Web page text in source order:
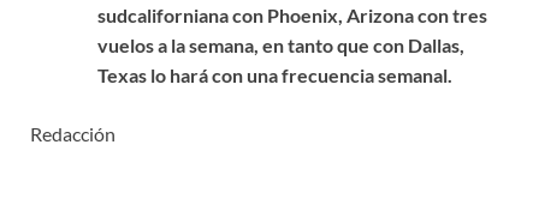
sudcaliforniana con Phoenix, Arizona con tres
vuelos a la semana, en tanto que con Dallas,
Texas lo hará con una frecuencia semanal.
Redacción